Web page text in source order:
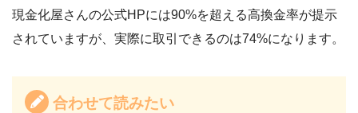
現金化屋さんの公式HPには90%を超える高換金率が提示
されていますが、実際に取引できるのは74%になります。
合わせて読みたい